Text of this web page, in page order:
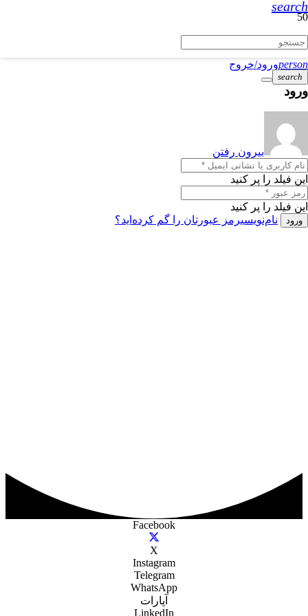
search
search
personورود/خروج
ورود
بیرون رفتن
این فیلد را پر کنید
این فیلد را پر کنید
ورود نام‌نویسیرمز عبورتان را گم کرده‌اید؟
Facebook
X
Instagram
Telegram
WhatsApp
آپارات
LinkedIn